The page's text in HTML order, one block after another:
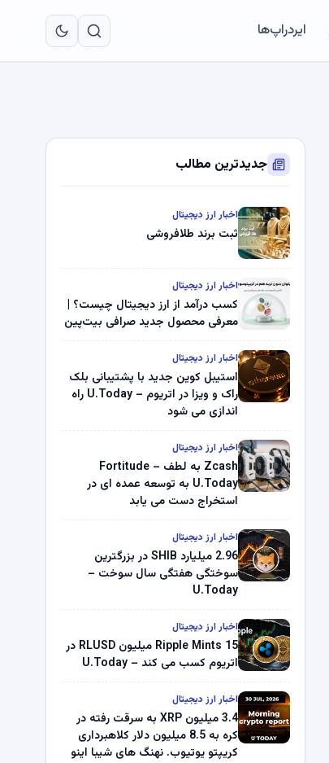
ایردراپ‌ها
جدیدترین مطالب
اخبار ارز دیجیتال
ثبت برند طلافروشی
اخبار ارز دیجیتال
کسب درآمد از ارز دیجیتال چیست؟ |
معرفی محصول جدید صرافی بیت‌پین
اخبار ارز دیجیتال
استیبل کوین جدید با پشتیبانی بلک
راک و ویزا در اتریوم – U.Today راه
اندازی می شود
اخبار ارز دیجیتال
Zcash به لطف Fortitude –
U.Today به توسعه عمده ای در
استخراج دست می یابد
اخبار ارز دیجیتال
2.96 میلیارد SHIB در بزرگترین
سوختگی هفتگی سال سوخت –
U.Today
اخبار ارز دیجیتال
Ripple Mints 15 میلیون RLUSD در
اتریوم کسب می کند – U.Today
اخبار ارز دیجیتال
3.4 میلیون XRP به سرقت رفته در
کره به 8.5 میلیون دلار کلاهبرداری
کریپتو یوتیوب. نهنگ های شیبا اینو